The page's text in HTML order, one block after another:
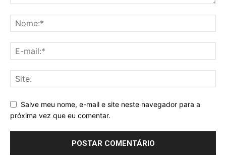
Salve meu nome, e-mail e site neste navegador para a
próxima vez que eu comentar.